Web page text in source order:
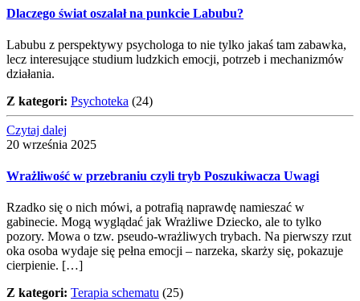
Dlaczego świat oszalał na punkcie Labubu?
Labubu z perspektywy psychologa to nie tylko jakaś tam zabawka,
lecz interesujące studium ludzkich emocji, potrzeb i mechanizmów
działania.
Z kategori: Psychoteka (24)
Czytaj dalej
20 września 2025
Wrażliwość w przebraniu czyli tryb Poszukiwacza Uwagi
Rzadko się o nich mówi, a potrafią naprawdę namieszać w
gabinecie. Mogą wyglądać jak Wrażliwe Dziecko, ale to tylko
pozory. Mowa o tzw. pseudo-wrażliwych trybach. Na pierwszy rzut
oka osoba wydaje się pełna emocji – narzeka, skarży się, pokazuje
cierpienie. […]
Z kategori: Terapia schematu (25)